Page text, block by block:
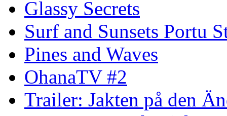
Glassy Secrets
Surf and Sunsets Portu
Pines and Waves
OhanaTV #2
Trailer: Jakten på den